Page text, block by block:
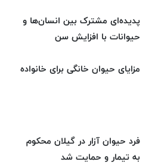
پدیده‌ای مشترک بین انسان‌ها و
حیوانات با افزایش سن
مزایای حیوان خانگی برای خانواده
فرد حیوان آزار در گیلان محکوم
به تیمار و حمایت شد